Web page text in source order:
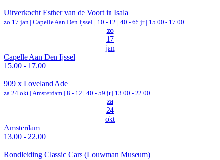
Uitverkocht Esther van de Voort in Isala
zo 17 jan | Capelle Aan Den Ijssel | 10 - 12 | 40 - 65 jr | 15.00 - 17.00
zo
17
jan
Capelle Aan Den Ijssel
15.00 - 17.00
909 x Loveland Ade
za 24 okt | Amsterdam | 8 - 12 | 40 - 59 jr | 13.00 - 22.00
za
24
okt
Amsterdam
13.00 - 22.00
Rondleiding Classic Cars (Louwman Museum)